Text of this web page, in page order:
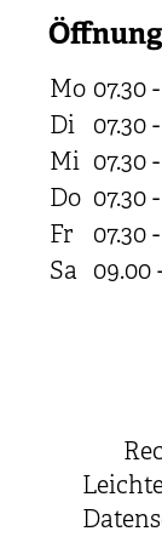
Mo 07.30
Di
07.30
Mi 07.30
Do 07.30
Fr
07.30
Sa 09.00